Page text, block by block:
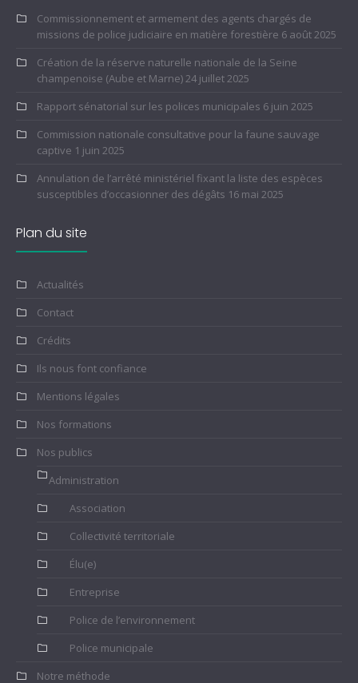
Commissionnement et armement des agents chargés de
missions de police judiciaire en matière forestière 6 août 2025
Création de la réserve naturelle nationale de la Seine
champenoise (Aube et Marne)24 juillet 2025
Rapport sénatorial sur les polices municipales 6 juin 2025
Commission nationale consultative pour la faune sauvage
captive 1 juin 2025
Annulation de l’arrêté ministériel fixant la liste des espèces
susceptibles d’occasionner des dégâts 16 mai 2025
Plan du site
Actualités
Contact
Crédits
Ils nous font confiance
Mentions légales
Nos formations
Nos publics
Administration
Association
Collectivité territoriale
Élu(e)
Entreprise
Police de l’environnement
Police municipale
Notre méthode